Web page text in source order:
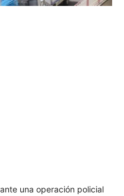
una operación policial